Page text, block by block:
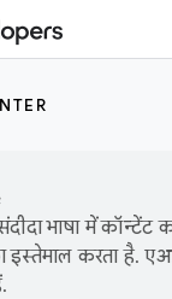
भाषा में कॉन्टेंट
इस्तेमाल करता है.